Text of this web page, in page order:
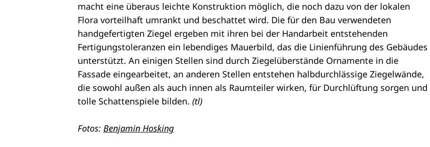
macht eine überaus leichte Konstruktion möglich, die noch dazu von der lokalen
Flora vorteilhaft umrankt und beschattet wird. Die für den Bau verwendeten
handgefertigten Ziegel ergeben mit ihren bei der Handarbeit entstehenden
Fertigungstoleranzen ein lebendiges Mauerbild, das die Linienführung des Gebäudes
unterstützt. An einigen Stellen sind durch Ziegelüberstände Ornamente in die
Fassade eingearbeitet, an anderen Stellen entstehen halbdurchlässige Ziegelwände,
die sowohl außen als auch innen als Raumteiler wirken, für Durchlüftung sorgen und
tolle Schattenspiele bilden. (tl)
Fotos: Benjamin Hosking